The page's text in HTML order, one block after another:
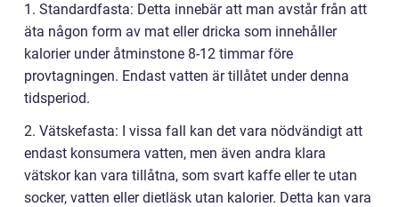
1. Standardfasta: Detta innebär att man avstår från att
äta någon form av mat eller dricka som innehåller
kalorier under åtminstone 8-12 timmar före
provtagningen. Endast vatten är tillåtet under denna
tidsperiod.
2. Vätskefasta: I vissa fall kan det vara nödvändigt att
endast konsumera vatten, men även andra klara
vätskor kan vara tillåtna, som svart kaffe eller te utan
socker, vatten eller dietläsk utan kalorier. Detta kan vara